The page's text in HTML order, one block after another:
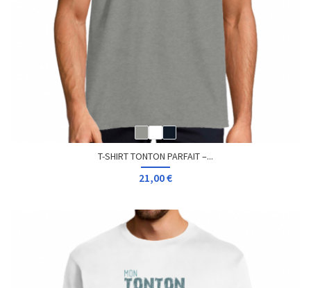
T-SHIRT TONTON PARFAIT –...
21,00 €